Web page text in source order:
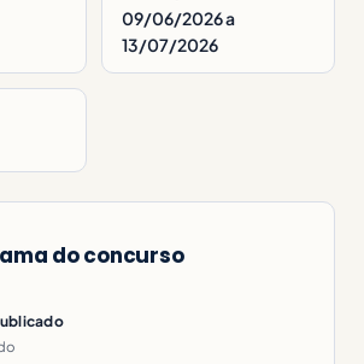
09/06/2026 a
13/07/2026
do concurso